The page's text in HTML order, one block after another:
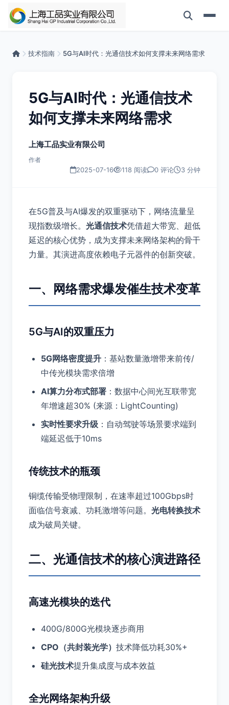
技术指南 5G与AI时代：光通信技术如何支撑未来网络需求
5G与AI时代：光通信技术
如何支撑未来网络需求
上海工品实业有限公司
作者
2025-07-16 118 阅读 0 评论 3 分钟
在5G普及与AI爆发的双重驱动下，网络流量呈
现指数级增长。 光通信技术凭借超大带宽、超低
延迟的核心优势，成为支撑未来网络架构的骨干
力量。其演进高度依赖电子元器件的创新突破。
一、网络需求爆发催生技术变革
5G与AI的双重压力
5G网络密度提升 ：基站数量激增带来前传/
中传光模块需求倍增
AI算力分布式部署 ：数据中心间光互联带宽
年增速超30% (来源：LightCounting)
实时性要求升级 ：自动驾驶等场景要求端到
端延迟低于10ms
传统技术的瓶颈
铜缆传输受物理限制，在速率超过100Gbps时
面临信号衰减、功耗激增等问题。 光电转换技术
成为破局关键。
二、光通信技术的核心演进路径
高速光模块的迭代
400G/800G光模块逐步商用
CPO（共封装光学） 技术降低功耗30%+
硅光技术提升集成度与成本效益
全光网络架构升级